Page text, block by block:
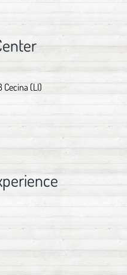
Cecina (LI)